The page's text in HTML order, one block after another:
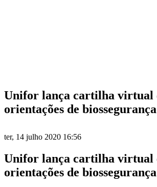
Unifor lança cartilha virtual
orientações de
ter, 14 julho 2020 16:56
Unifor lança cartilha virtual
orientações de